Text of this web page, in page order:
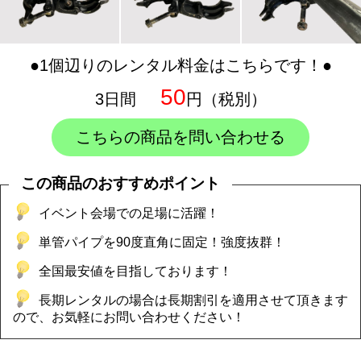
●1個辺りのレンタル料金はこちらです！●
3日間
50円（税別）
こちらの商品を問い合わせる
この商品のおすすめポイント
イベント会場での足場に活躍！
単管パイプを90度直角に固定！強度抜群！
全国最安値を目指しております！
長期レンタルの場合は長期割引を適用させて頂きます
ので、お気軽にお問い合わせください！